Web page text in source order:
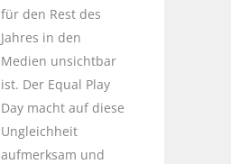
für den Rest des
Jahres in den
Medien unsichtbar
ist. Der Equal Play
Day macht auf diese
Ungleichheit
aufmerksam und